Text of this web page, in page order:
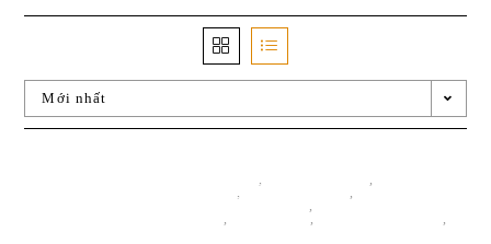
Mới nhất
, ,
, ,
,
, ,
,